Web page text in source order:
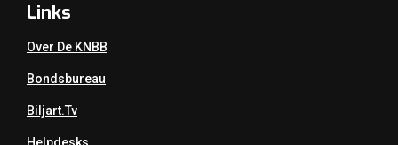
Links
Over De KNBB
Bondsbureau
Biljart.tv